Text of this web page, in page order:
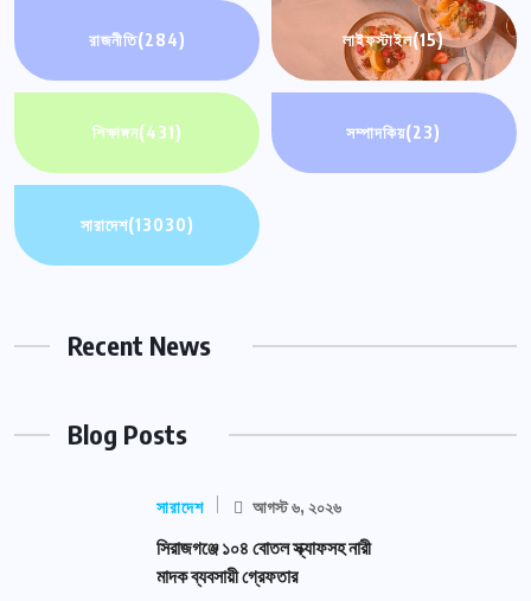
রাজনীতি(284) লাইফস্টাইল(15)
শিক্ষাঙ্গন(431) সম্পাদকিয়(23)
সারাদেশ(13030)
Recent News
Blog Posts
সারাদেশ আগস্ট ৬, ২০২৬
সিরাজগঞ্জে ১০৪ বোতল স্ক্যাফসহ নারী
মাদক ব্যবসায়ী গ্রেফতার